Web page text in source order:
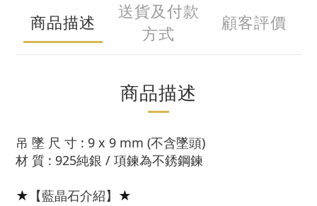
商品描述
送貨及付款
方式
顧客評價
商品描述
吊 墜 尺 寸 : 9 x 9 mm (不含墜頭)
材 質 : 925純銀 / 項鍊為不銹鋼鍊
★ 【藍晶石介紹】 ★